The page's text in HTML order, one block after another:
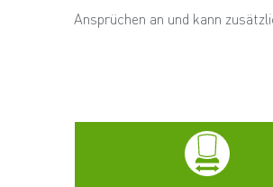
Ansprüchen an und kann